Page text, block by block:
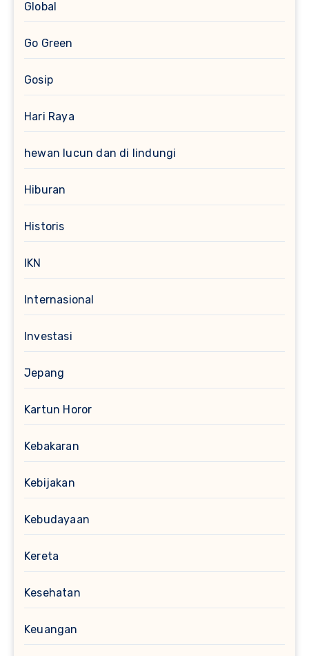
Global
Go Green
Gosip
Hari Raya
hewan lucun dan di lindungi
Hiburan
Historis
IKN
Internasional
Investasi
Jepang
Kartun Horor
Kebakaran
Kebijakan
Kebudayaan
Kereta
Kesehatan
Keuangan